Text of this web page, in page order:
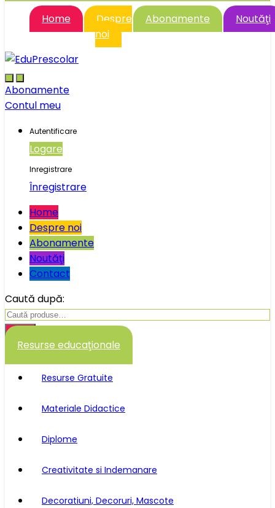
Home
Despre
noi
Abonamente Noutăţi
Abonamente
Contul meu
Autentificare
Logare
Inregistrare
Înregistrare
Home
Despre noi
Abonamente
Noutăţi
Contact
Caută după:
Caută
Resurse educaţionale
Resurse Gratuite
Materiale Didactice
Diplome
Creativitate si Indemanare
Decoratiuni, Decoruri, Mascote